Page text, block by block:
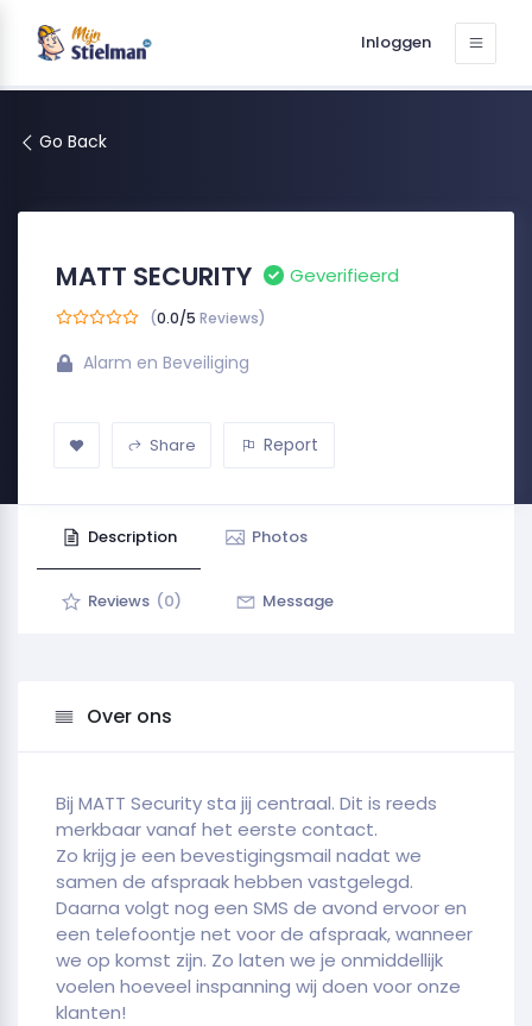
Inloggen
Go Back
MATT SECURITY Geverifieerd
(0.0/5 Reviews)
Alarm en Beveiliging
Share Report
Description Photos
Reviews (0) Message
Over ons
Bij MATT Security sta jij centraal. Dit is reeds
merkbaar vanaf het eerste contact.
Zo krijg je een bevestigingsmail nadat we
samen de afspraak hebben vastgelegd.
Daarna volgt nog een SMS de avond ervoor en
een telefoontje net voor de afspraak, wanneer
we op komst zijn. Zo laten we je onmiddellijk
voelen hoeveel inspanning wij doen voor onze
klanten!